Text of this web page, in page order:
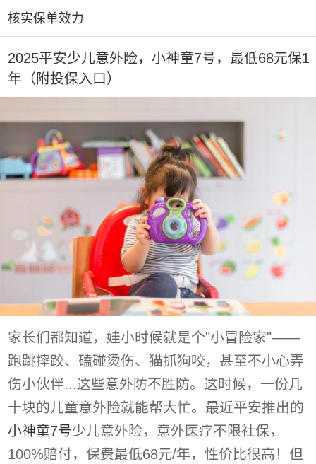
核实保单效力
2025平安少儿意外险，小神童7号，最低68元保1
年（附投保入口）
家长们都知道，娃小时候就是个"小冒险家"——
跑跳摔跤、磕碰烫伤、猫抓狗咬，甚至不小心弄
伤小伙伴...这些意外防不胜防。这时候，一份几
十块的儿童意外险就能帮大忙。最近平安推出的
小神童7号少儿意外险，意外医疗不限社保，
100%赔付，保费最低68元/年，性价比很高！但